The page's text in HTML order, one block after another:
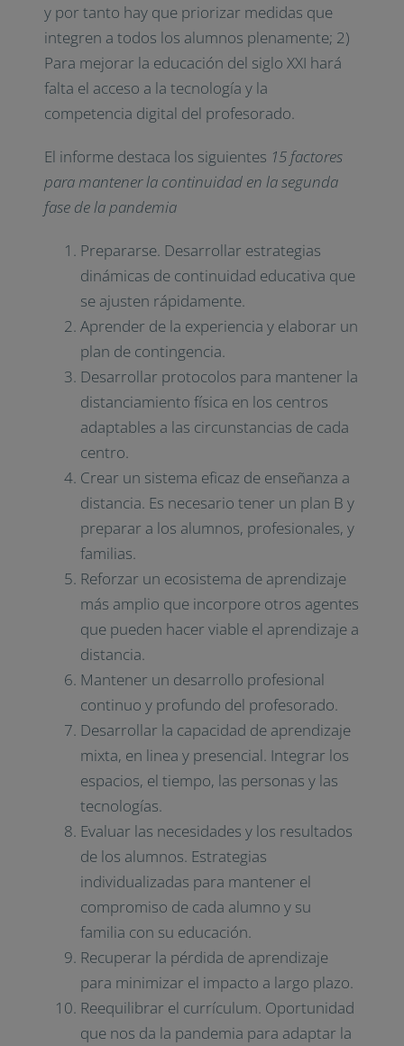
y por tanto hay que priorizar medidas que
integren a todos los alumnos plenamente; 2)
Para mejorar la educación del siglo XXI hará
falta el acceso a la tecnología y la
competencia digital del profesorado.
El informe destaca los siguientes 15 factores
para mantener la continuidad en la segunda
fase de la pandemia
Prepararse. Desarrollar estrategias
dinámicas de continuidad educativa que
se ajusten rápidamente.
Aprender de la experiencia y elaborar un
plan de contingencia.
Desarrollar protocolos para mantener la
distanciamiento física en los centros
adaptables a las circunstancias de cada
centro.
Crear un sistema eficaz de enseñanza a
distancia. Es necesario tener un plan B y
preparar a los alumnos, profesionales, y
familias.
Reforzar un ecosistema de aprendizaje
más amplio que incorpore otros agentes
que pueden hacer viable el aprendizaje a
distancia.
Mantener un desarrollo profesional
continuo y profundo del profesorado.
Desarrollar la capacidad de aprendizaje
mixta, en linea y presencial. Integrar los
espacios, el tiempo, las personas y las
tecnologías.
Evaluar las necesidades y los resultados
de los alumnos. Estrategias
individualizadas para mantener el
compromiso de cada alumno y su
familia con su educación.
Recuperar la pérdida de aprendizaje
para minimizar el impacto a largo plazo.
Reequilibrar el currículum. Oportunidad
que nos da la pandemia para adaptar la